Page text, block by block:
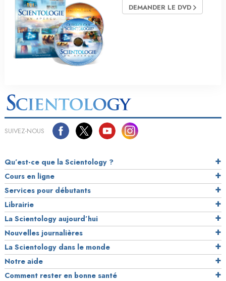
DEMANDER LE DVD
SUIVEZ-NOUS
Qu’est-ce que la Scientology ?
Cours en ligne
Services pour débutants
Librairie
La Scientology aujourd’hui
Nouvelles journalières
La Scientology dans le monde
Notre aide
Comment rester en bonne santé